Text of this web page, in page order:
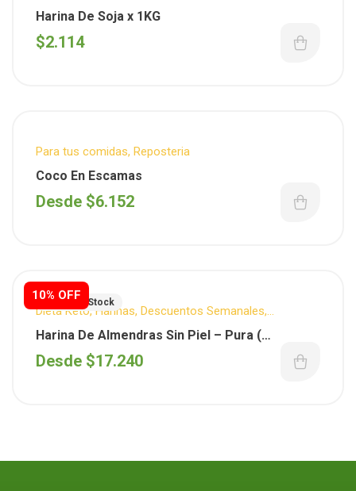
Harina De Soja x 1KG
$2.114
Para tus comidas, Reposteria
Coco En Escamas
Desde $6.152
10% OFF
Fuera De Stock
Dieta Keto, Harinas, Descuentos Semanales,
Reposteria
Harina De Almendras Sin Piel – Pura (
Importada )
Desde $17.240